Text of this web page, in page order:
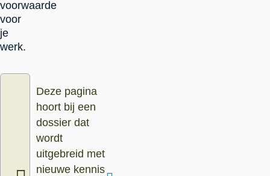
voorwaarde
voor
je
werk.
Deze pagina
hoort bij een
dossier dat
wordt
uitgebreid met
nieuwe kennis